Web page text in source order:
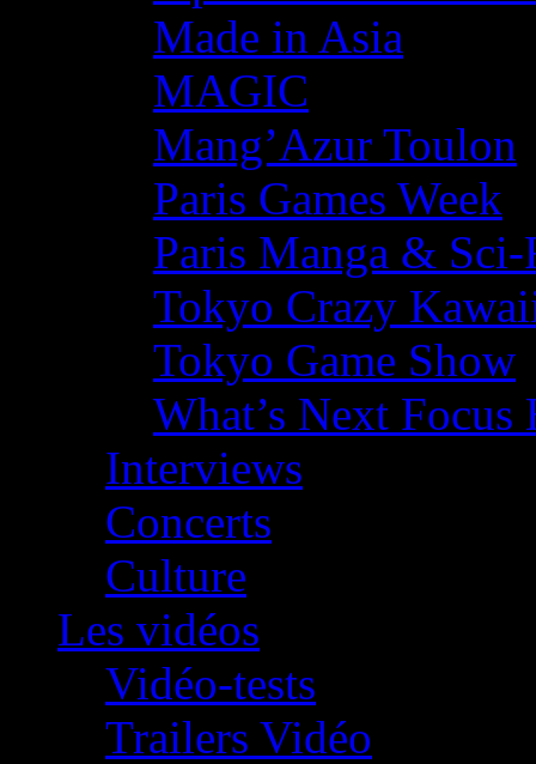
Made in Asia
MAGIC
Mang’Azur Toulon
Paris Games Week
Paris Manga &
Tokyo Crazy
Tokyo Game Show
What’s Next
Interviews
Concerts
Culture
Les vidéos
Vidéo-tests
Trailers Vidéo